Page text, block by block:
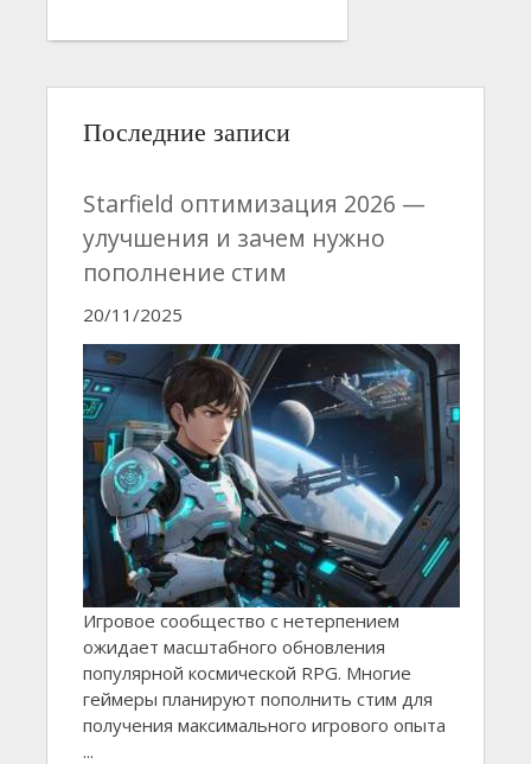
Последние записи
Starfield оптимизация 2026 —
улучшения и зачем нужно
пополнение стим
20/11/2025
Игровое сообщество с нетерпением
ожидает масштабного обновления
популярной космической RPG. Многие
геймеры планируют пополнить стим для
получения максимального игрового опыта
...